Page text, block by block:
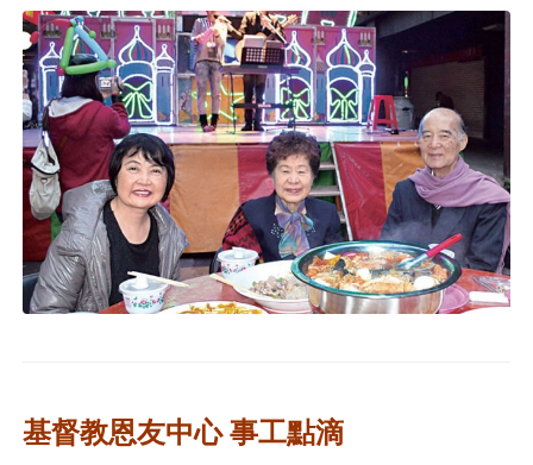
基督教恩友中心 事工點滴